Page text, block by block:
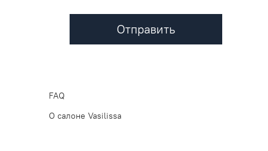
Отправить
FAQ
О салоне Vasilissa